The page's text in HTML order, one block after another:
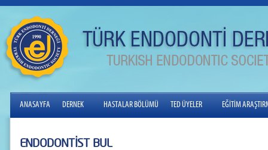
ANASAYFA DERNEK HASTALAR BÖLÜMÜ TED ÜYELER EĞİTİM
ENDODONTİST BUL